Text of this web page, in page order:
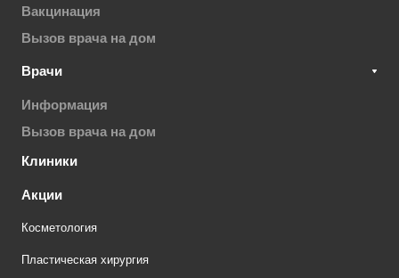
Вакцинация
Вызов врача на дом
Врачи
Информация
Вызов врача на дом
Клиники
Акции
Косметология
Пластическая хирургия